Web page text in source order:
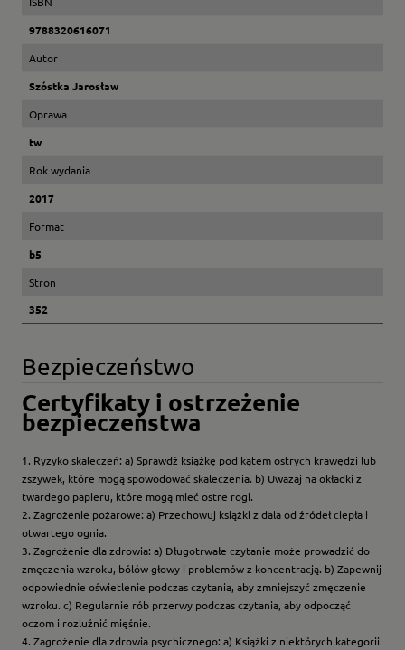
9788320616071
Autor
Szóstka Jarosław
Oprawa
tw
Rok wydania
2017
Format
b5
Stron
352
Bezpieczeństwo
Certyfikaty i ostrzeżenie
bezpieczeństwa
1. Ryzyko skaleczeń: a) Sprawdź książkę pod kątem ostrych krawędzi lub
zszywek, które mogą spowodować skaleczenia. b) Uważaj na okładki z
twardego papieru, które mogą mieć ostre rogi.
2. Zagrożenie pożarowe: a) Przechowuj książki z dala od źródeł ciepła i
otwartego ognia.
3. Zagrożenie dla zdrowia: a) Długotrwałe czytanie może prowadzić do
zmęczenia wzroku, bólów głowy i problemów z koncentracją. b) Zapewnij
odpowiednie oświetlenie podczas czytania, aby zmniejszyć zmęczenie
wzroku. c) Regularnie rób przerwy podczas czytania, aby odpocząć
oczom i rozluźnić mięśnie.
4. Zagrożenie dla zdrowia psychicznego: a) Książki z niektórych kategorii